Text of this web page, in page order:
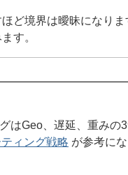
ど境界は曖昧になり
す。
はGeo、遅延、重み
ィング戦略 が参考にな